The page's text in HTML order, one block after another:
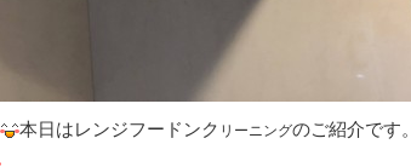
本日はレンジフードンク リーニングのご紹介です。